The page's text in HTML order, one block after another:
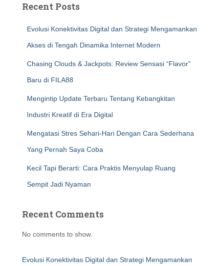
Recent Posts
Evolusi Konektivitas Digital dan Strategi Mengamankan
Akses di Tengah Dinamika Internet Modern
Chasing Clouds & Jackpots: Review Sensasi “Flavor”
Baru di FILA88
Mengintip Update Terbaru Tentang Kebangkitan
Industri Kreatif di Era Digital
Mengatasi Stres Sehari-Hari Dengan Cara Sederhana
Yang Pernah Saya Coba
Kecil Tapi Berarti: Cara Praktis Menyulap Ruang
Sempit Jadi Nyaman
Recent Comments
No comments to show.
Evolusi Konektivitas Digital dan Strategi Mengamankan